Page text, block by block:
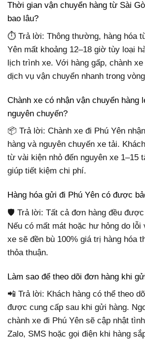
Thời gian vận chuyển hàng từ Sài
bao lâu?
⏱ Trả lời: Thông thường, hàng hóa
Yên mất khoảng 12–18 giờ tùy loại
lịch trình xe. Với hàng gấp, chành
dịch vụ vận chuyển nhanh trong
Chành xe có nhận vận chuyển hàng
nguyên chuyến?
📦 Trả lời: Chành xe đi Phú Yên
hàng và nguyên chuyến xe tải.
từ vài kiện nhỏ đến nguyên xe 1–15
giúp tiết kiệm chi phí.
Hàng hóa gửi đi Phú Yên có được
🛡 Trả lời: Tất cả đơn hàng đều được
Nếu có mất mát hoặc hư hỏng do lỗi
xe sẽ đền bù 100% giá trị hàng hóa
thỏa thuận.
Làm sao để theo dõi đơn hàng khi
📲 Trả lời: Khách hàng có thể theo
được cung cấp sau khi gửi hàng.
chành xe đi Phú Yên sẽ cập nhật
Zalo, SMS hoặc gọi điện khi hàng